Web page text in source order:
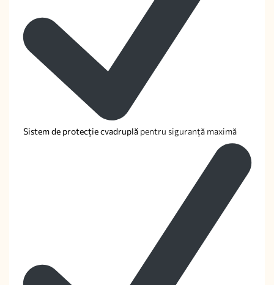
Sistem de protecție cvadruplă pentru siguranță maximă